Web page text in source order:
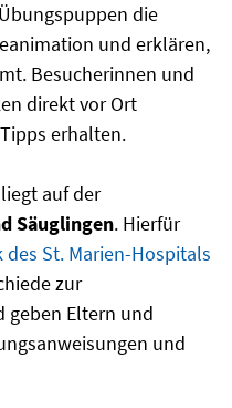
die
und erklären,
Besucherinnen und
direkt vor Ort
erhalten.
auf der
Säuglingen. Hierfür
St. Marien-Hospitals
zur
geben Eltern und
und